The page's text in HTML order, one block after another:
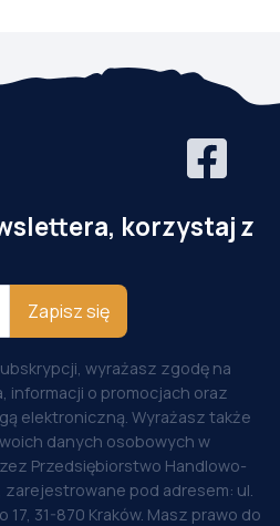
korzystaj z
Zapisz się
wyrażasz zgodę na
informacji o promocjach oraz
elektroniczną. Wyrażasz także
danych osobowych w
Przedsiębiorstwo Handlowo-
zarejestrowane pod adresem: ul.
31-870 Kraków. Masz prawo do